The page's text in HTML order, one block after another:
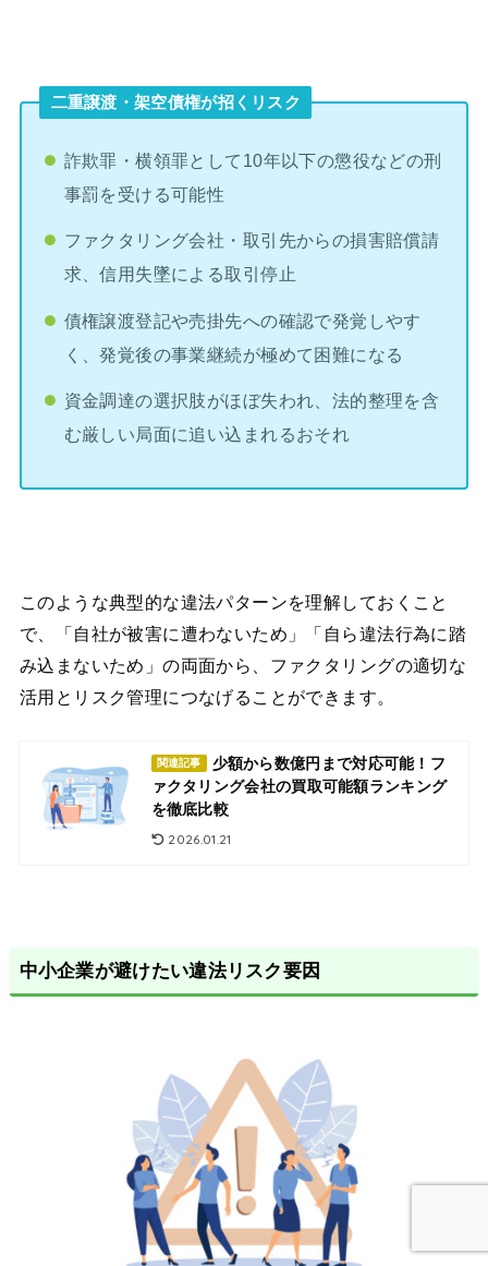
二重譲渡・架空債権が招くリスク
詐欺罪・横領罪として10年以下の懲役などの刑
事罰を受ける可能性
ファクタリング会社・取引先からの損害賠償請
求、信用失墜による取引停止
債権譲渡登記や売掛先への確認で発覚しやす
く、発覚後の事業継続が極めて困難になる
資金調達の選択肢がほぼ失われ、法的整理を含
む厳しい局面に追い込まれるおそれ
このような典型的な違法パターンを理解しておくこと
で、「自社が被害に遭わないため」「自ら違法行為に踏
み込まないため」の両面から、ファクタリングの適切な
活用とリスク管理につなげることができます。
関連記事
少額から数億円まで対応可能！フ
ァクタリング会社の買取可能額ランキング
を徹底比較
2026.01.21
中小企業が避けたい違法リスク要因